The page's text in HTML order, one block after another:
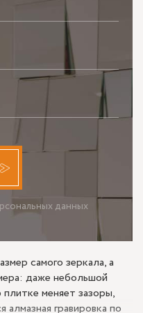
данных
ПРИНИМАЮ
самого зеркала, а
даже небольшой
меняет зазоры,
гравировка по